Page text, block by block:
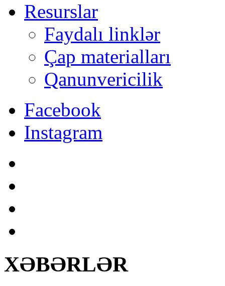
Resurslar
Faydalı linklər
Çap materialları
Qanunvericilik
Facebook
Instagram
XƏBƏRLƏR